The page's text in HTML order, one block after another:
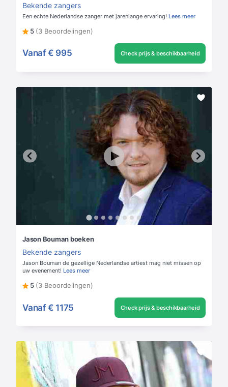
Bekende zangers
Een echte Nederlandse zanger met jarenlange ervaring! Lees meer
5 (3 Beoordelingen)
Vanaf € 995 Check prijs & beschikbaarheid
Jason Bouman boeken
Bekende zangers
Jason Bouman de gezellige Nederlandse artiest mag niet missen op
uw evenement! Lees meer
5 (3 Beoordelingen)
Vanaf € 1175 Check prijs & beschikbaarheid